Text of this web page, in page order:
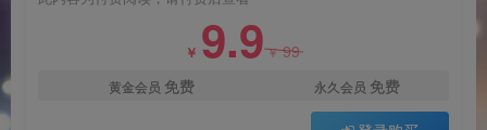
￥ 9.9￥99
黄金会员 免费 永久会员 免费